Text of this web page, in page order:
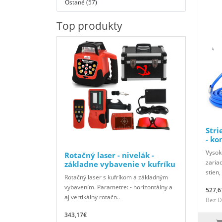
Ostané (57)
Top produkty
Rotačný laser - nivelák -
základne vybavenie v kufríku
Rotačný laser s kufríkom a základným
vybavením. Parametre: - horizontálny a
aj vertikálny rotačn..
343,17€
-
stien,
Bez